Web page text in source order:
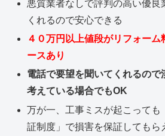
悪質業者なしで評判の高い優良
くれるので安心できる
４０万円以上値段がリフォー
ースあり
電話で要望を聞いてくれるので
考えている場合でもOK
万が一、工事ミスが起こっても
証制度」で損害を保証してもら